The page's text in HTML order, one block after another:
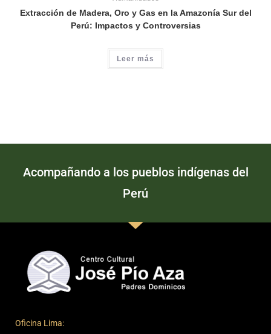
Extracción de Madera, Oro y Gas en la Amazonía Sur del
Perú: Impactos y Controversias
Leer más
Acompañando a los pueblos indígenas del
Perú
Oficina Lima: